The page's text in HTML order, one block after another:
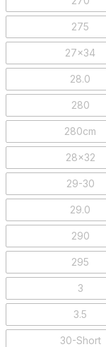
275
27x34
28.0
280
280cm
28x32
29-30
29.0
290
295
3
3.5
30-Short